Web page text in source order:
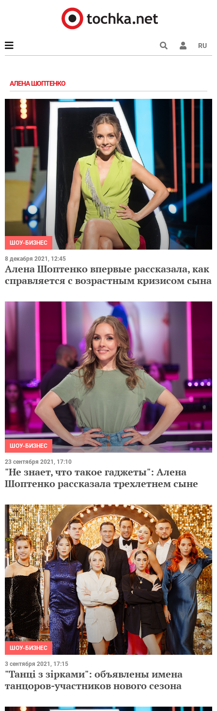
RU
АЛЕНА ШОПТЕНКО
ШОУ-БИЗНЕС
8 декабря 2021, 12:45
Алена Шоптенко впервые рассказала, как
справляется с возрастным кризисом сына
ШОУ-БИЗНЕС
23 сентября 2021, 17:10
"Не знает, что такое гаджеты": Алена
Шоптенко рассказала трехлетнем сыне
ШОУ-БИЗНЕС
3 сентября 2021, 17:15
"Танці з зірками": объявлены имена
танцоров-участников нового сезона